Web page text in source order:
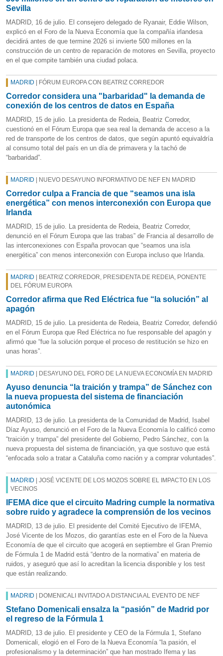
Sevilla
MADRID, 16 de julio. El consejero delegado de Ryanair, Eddie Wilson,
explicó en el Foro de la Nueva Economía que la compañía irlandesa
decidirá antes de que termine 2026 si invierte 500 millones en la
construcción de un centro de reparación de motores en Sevilla, proyecto
en el que compite también una ciudad polaca.
MADRID | FÓRUM EUROPA CON BEATRIZ CORREDOR
Corredor considera una "barbaridad" la demanda de
conexión de los centros de datos en España
MADRID, 15 de julio. La presidenta de Redeia, Beatriz Corredor,
cuestionó en el Fórum Europa que sea real la demanda de acceso a la
red de transporte de los centros de datos, que según apuntó equivaldría
al consumo total del país en un día de primavera y la tachó de
“barbaridad”.
MADRID | NUEVO DESAYUNO INFORMATIVO DE NEF EN MADRID
Corredor culpa a Francia de que “seamos una isla
energética” con menos interconexión con Europa que
Irlanda
MADRID, 15 de julio. La presidenta de Redeia, Beatriz Corredor,
denunció en el Fórum Europa que las trabas” de Francia al desarrollo de
las interconexiones con España provocan que “seamos una isla
energética” con menos interconexión con Europa incluso que Irlanda.
MADRID | BEATRIZ CORREDOR, PRESIDENTA DE REDEIA, PONENTE
DEL FÓRUM EUROPA
Corredor afirma que Red Eléctrica fue “la solución” al
apagón
MADRID, 15 de julio. La presidenta de Redeia, Beatriz Corredor, defendió
en el Fórum Europa que Red Eléctrica no fue responsable del apagón y
afirmó que “fue la solución porque el proceso de restitución se hizo en
unas horas”.
MADRID | DESAYUNO DEL FORO DE LA NUEVA ECONOMÍA EN MADRID
Ayuso denuncia “la traición y trampa” de Sánchez con
la nueva propuesta del sistema de financiación
autonómica
MADRID, 13 de julio. La presidenta de la Comunidad de Madrid, Isabel
Díaz Ayuso, denunció en el Foro de la Nueva Economía lo calificó como
“traición y trampa” del presidente del Gobierno, Pedro Sánchez, con la
nueva propuesta del sistema de financiación, ya que sostuvo que está
“enfocada solo a tratar a Cataluña como nación y a comprar voluntades”.
MADRID | JOSÉ VICENTE DE LOS MOZOS SOBRE EL IMPACTO EN LOS
VECINOS
IFEMA dice que el circuito Madring cumple la normativa
sobre ruido y agradece la comprensión de los vecinos
MADRID, 13 de julio. El presidente del Comité Ejecutivo de IFEMA,
José Vicente de los Mozos, dio garantías este en el Foro de la Nueva
Economía de que el circuito que acogerá en septiembre el Gran Premio
de Fórmula 1 de Madrid está “dentro de la normativa” en materia de
ruidos, y aseguró que así lo acreditan la licencia disponible y los test
que están realizando.
MADRID | DOMENICALI INVITADO A DISTANCIA AL EVENTO DE NEF
Stefano Domenicali ensalza la “pasión” de Madrid por
el regreso de la Fórmula 1
MADRID, 13 de julio. El presidente y CEO de la Fórmula 1, Stefano
Domenicali, elogió en el Foro de la Nueva Economía “la pasión, el
profesionalismo y la determinación” que han mostrado Ifema y las